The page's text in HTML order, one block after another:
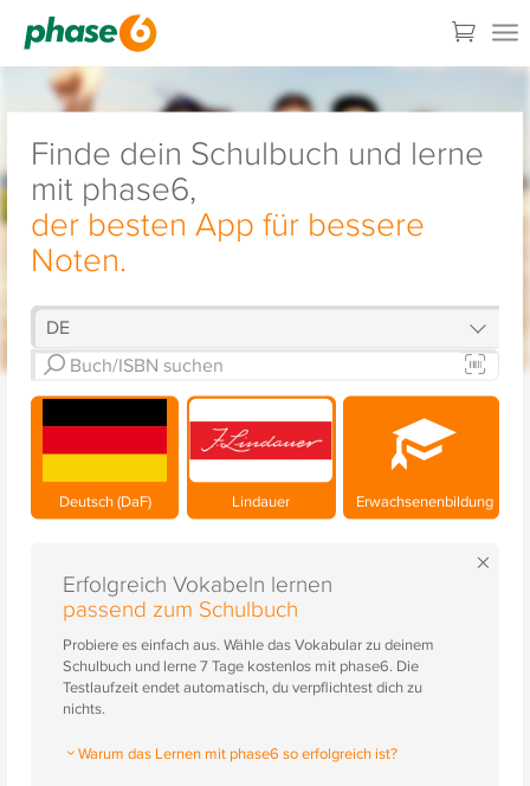
Finde dein Schulbuch und lerne
mit phase6,
der besten App für bessere
Noten.
Deutsch (DaF) Lindauer Erwachsenenbildung
×
Erfolgreich Vokabeln lernen
passend zum Schulbuch
Probiere es einfach aus. Wähle das Vokabular zu deinem
Schulbuch und lerne 7 Tage kostenlos mit phase6. Die
Testlaufzeit endet automatisch, du verpflichtest dich zu
nichts.
Warum das Lernen mit phase6 so erfolgreich ist?